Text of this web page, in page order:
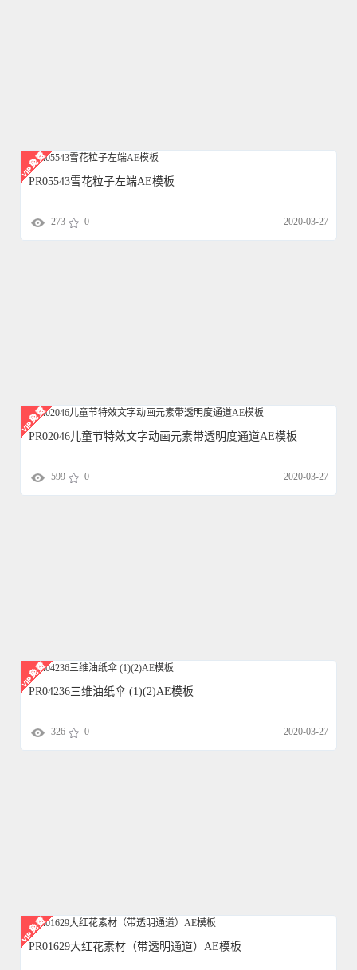
PR05543雪花粒子左端AE模板
273 0 2020-03-27
PR02046儿童节特效文字动画元素带透明度通道AE模板
599 0 2020-03-27
PR04236三维油纸伞 (1)(2)AE模板
326 0 2020-03-27
PR01629大红花素材（带透明通道）AE模板